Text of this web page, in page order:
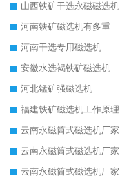
山西铁矿干选永磁磁选机
河南铁矿磁选机有多重
河南干选专用磁选机
安徽水选褐铁矿磁选机
河北锰矿强磁选机
福建铁矿磁选机工作原理
云南永磁筒式磁选机厂家
云南永磁筒式磁选机厂家
云南永磁筒式磁选机厂家